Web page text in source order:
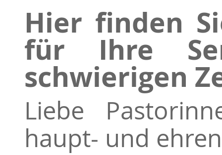
Hier finden
für Ihre
schwierigen
Liebe
haupt- und